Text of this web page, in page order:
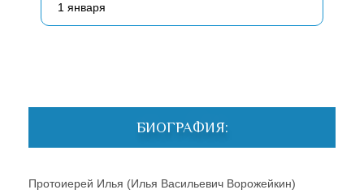
1 января
БИОГРАФИЯ:
Протоиерей Илья (Илья Васильевич Ворожейкин)